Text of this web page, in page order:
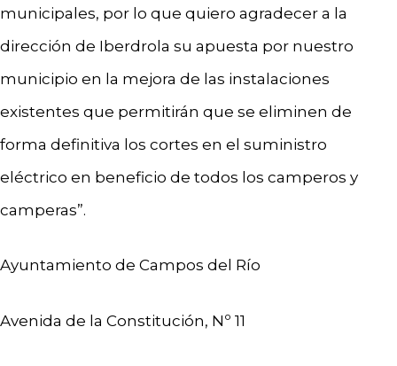
municipales, por lo que quiero agradecer a la
dirección de Iberdrola su apuesta por nuestro
municipio en la mejora de las instalaciones
existentes que permitirán que se eliminen de
forma definitiva los cortes en el suministro
eléctrico en beneficio de todos los camperos y
camperas”.
Ayuntamiento de Campos del Río
Avenida de la Constitución, Nº 11